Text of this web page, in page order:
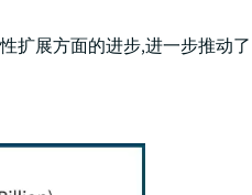
扩展方面的进步,进一步推动了